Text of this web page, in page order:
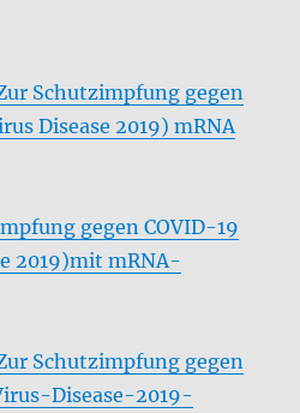
Schutzimpfung gegen
Disease 2019) mRNA
gegen COVID-19
2019)mit mRNA-
Schutzimpfung gegen
Disease-2019-